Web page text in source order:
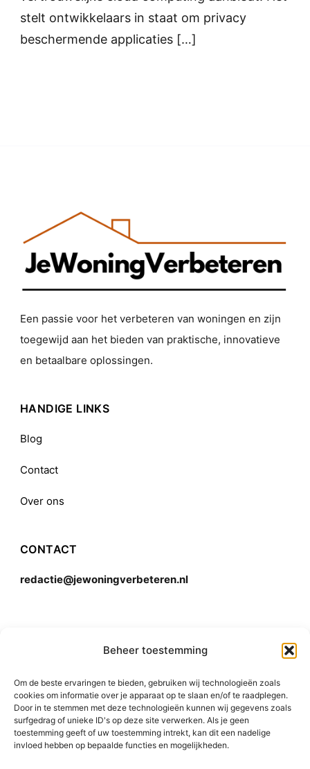
Beheer toestemming
Om de beste ervaringen te bieden, gebruiken wij technologieën zoals
cookies om informatie over je apparaat op te slaan en/of te raadplegen.
Door in te stemmen met deze technologieën kunnen wij gegevens zoals
surfgedrag of unieke ID's op deze site verwerken. Als je geen
toestemming geeft of uw toestemming intrekt, kan dit een nadelige
invloed hebben op bepaalde functies en mogelijkheden.
stelt ontwikkelaars in staat om privacy
beschermende applicaties […]
Een passie voor het verbeteren van woningen en zijn
toegewijd aan het bieden van praktische, innovatieve
en betaalbare oplossingen.
HANDIGE LINKS
Blog
Contact
Over ons
CONTACT
redactie@jewoningverbeteren.nl
Disclaimer